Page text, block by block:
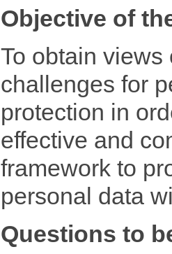
Objective of
To obtain views
challenges for
protection in
effective and
framework to
personal data
Questions to